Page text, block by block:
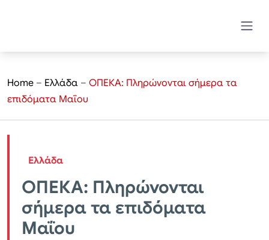
Home – Ελλάδα – ΟΠΕΚΑ: Πληρώνονται σήμερα τα
επιδόματα Μαΐου
Ελλάδα
ΟΠΕΚΑ: Πληρώνονται
σήμερα τα επιδόματα
Μαΐου